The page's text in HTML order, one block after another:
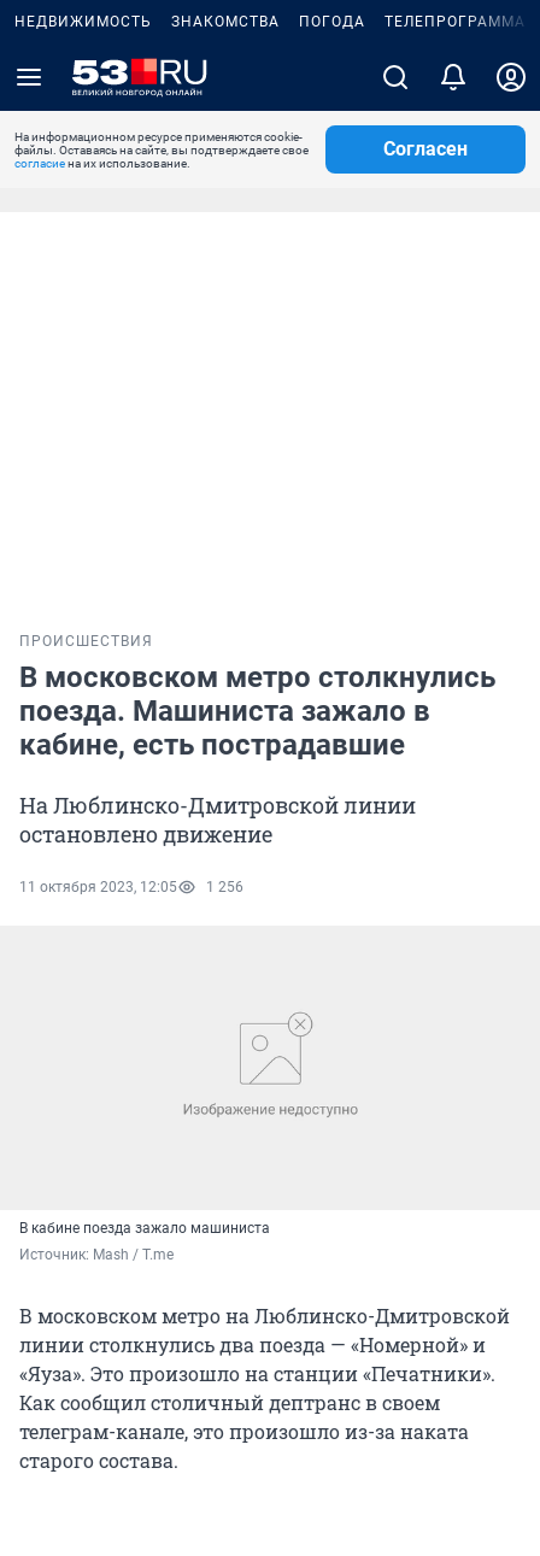
НЕДВИЖИМОСТЬ ЗНАКОМСТВА ПОГОДА ТЕЛЕПРОГРАММА
На информационном ресурсе применяются cookie-
файлы. Оставаясь на сайте, вы подтверждаете свое
согласиена их использование.
Согласен
ПРОИСШЕСТВИЯ
В московском метро столкнулись
поезда. Машиниста зажало в
кабине, есть пострадавшие
На Люблинско-Дмитровской линии
остановлено движение
11 октября 2023, 12:05 1 256
В кабине поезда зажало машиниста
Источник: Mash / T.me
В московском метро на Люблинско-Дмитровской
линии столкнулись два поезда — «Номерной» и
«Яуза». Это произошло на станции «Печатники».
Как сообщил столичный дептранс в своем
телеграм-канале, это произошло из-за наката
старого состава.